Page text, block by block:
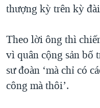
thượng kỳ trên kỳ
Theo lời ông thì
vì quân cộng sản bố
sư đoàn ‘mà chỉ có
công mà thôi’.